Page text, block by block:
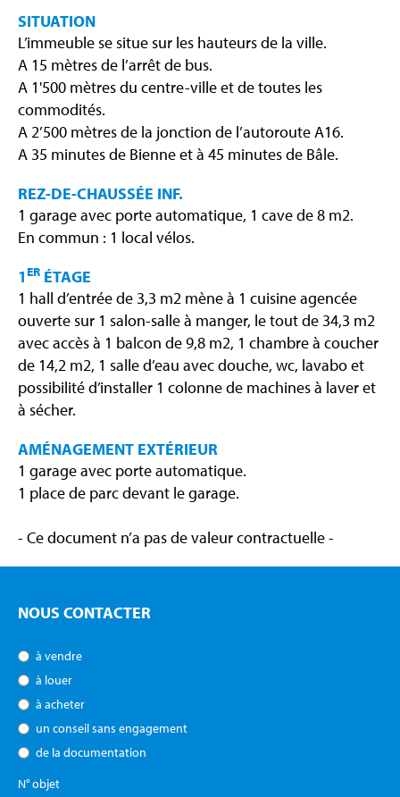
SITUATION
L’immeuble se situe sur les hauteurs de la ville.
A 15 mètres de l’arrêt de bus.
A 1'500 mètres du centre-ville et de toutes les
commodités.
A 2’500 mètres de la jonction de l’autoroute A16.
A 35 minutes de Bienne et à 45 minutes de Bâle.
REZ-DE-CHAUSSÉE INF.
1 garage avec porte automatique, 1 cave de 8 m2.
En commun : 1 local vélos.
1 ER ÉTAGE
1 hall d’entrée de 3,3 m2 mène à 1 cuisine agencée
ouverte sur 1 salon-salle à manger, le tout de 34,3 m2
avec accès à 1 balcon de 9,8 m2, 1 chambre à coucher
de 14,2 m2, 1 salle d’eau avec douche, wc, lavabo et
possibilité d’installer 1 colonne de machines à laver et
à sécher.
AMÉNAGEMENT EXTÉRIEUR
1 garage avec porte automatique.
1 place de parc devant le garage.
- Ce document n’a pas de valeur contractuelle -
NOUS CONTACTER
à vendre
à louer
à acheter
un conseil sans engagement
de la documentation
N° objet